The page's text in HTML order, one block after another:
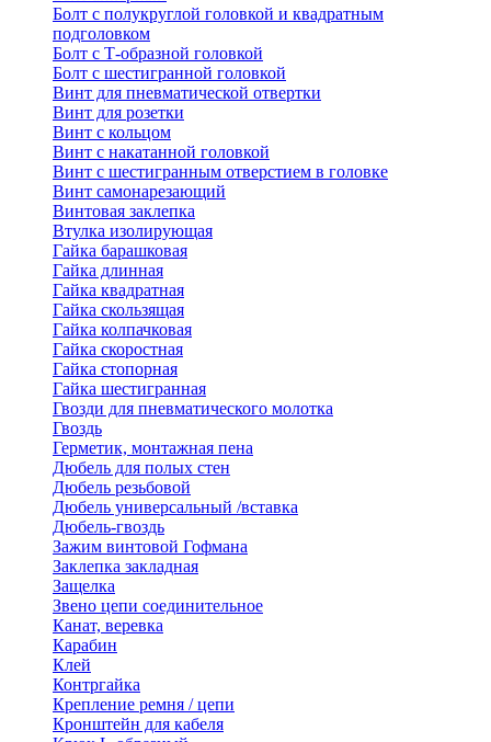
Болт с полукруглой головкой и квадратным
подголовком
Болт с Т-образной головкой
Болт с шестигранной головкой
Винт для пневматической отвертки
Винт для розетки
Винт с кольцом
Винт с накатанной головкой
Винт с шестигранным отверстием в головке
Винт самонарезающий
Винтовая заклепка
Втулка изолирующая
Гайка барашковая
Гайка длинная
Гайка квадратная
Гайка скользящая
Гайка колпачковая
Гайка скоростная
Гайка стопорная
Гайка шестигранная
Гвозди для пневматического молотка
Гвоздь
Герметик, монтажная пена
Дюбель для полых стен
Дюбель резьбовой
Дюбель универсальный /вставка
Дюбель-гвоздь
Зажим винтовой Гофмана
Заклепка закладная
Защелка
Звено цепи соединительное
Канат, веревка
Карабин
Клей
Контргайка
Крепление ремня / цепи
Кронштейн для кабеля